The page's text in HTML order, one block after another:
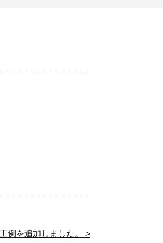
例を追加しました。 >